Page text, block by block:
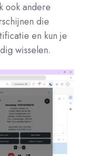
ook andere
die
en kun je
wisselen.